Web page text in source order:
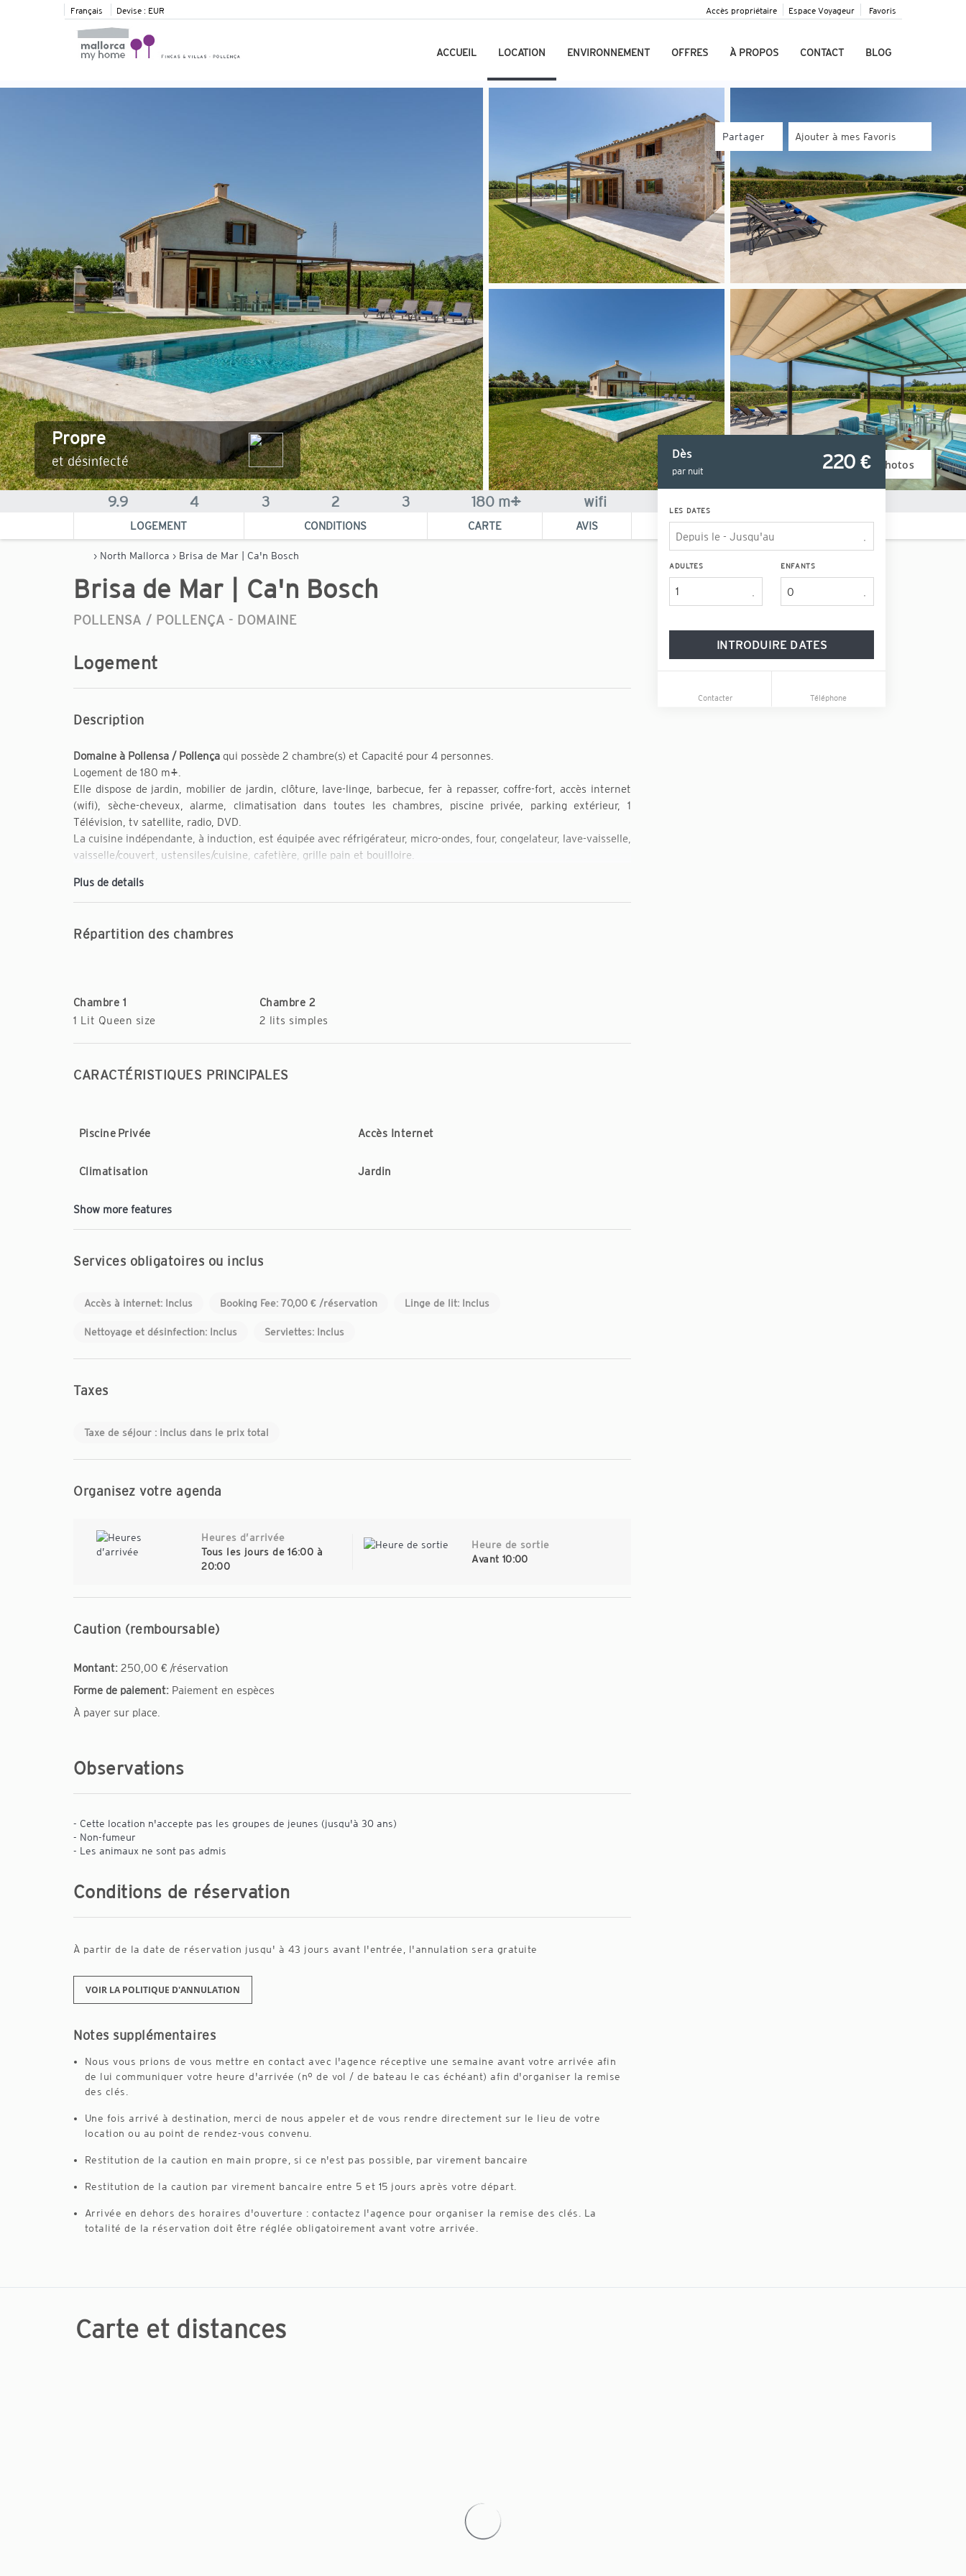
Français Devise : EUR Favoris
Espace Voyageur
Accès propriétaire
ACCUEIL LOCATION ENVIRONNEMENT OFFRES À PROPOS CONTACT BLOG
Voir photos
Propre
et désinfecté
Ajouter à mes Favoris
Partager
9.9 4 3 2 3 180 m² wifi
LOGEMENT CONDITIONS CARTE AVIS
› North Mallorca › Brisa de Mar | Ca'n Bosch
Brisa de Mar | Ca'n Bosch
POLLENSA / POLLENÇA - DOMAINE
Dès
par nuit 220 €
LES DATES
ADULTES
1
ENFANTS
INTRODUIRE DATES
Contacter Téléphone
Logement
Description
Domaine à Pollensa / Pollença qui possède 2 chambre(s) et Capacité pour 4 personnes.
Logement de 180 m².
Elle dispose de jardin, mobilier de jardin, clôture, lave-linge, barbecue, fer à repasser, coffre-fort, accès internet
(wifi), sèche-cheveux, alarme, climatisation dans toutes les chambres, piscine privée, parking extérieur, 1
Télévision, tv satellite, radio, DVD.
La cuisine indépendante, à induction, est équipée avec réfrigérateur, micro-ondes, four, congelateur, lave-vaisselle,
vaisselle/couvert, ustensiles/cuisine, cafetière, grille pain et bouilloire.
Plus de details
Répartition des chambres
Chambre 1
1 Lit Queen size
Chambre 2
2 lits simples
CARACTÉRISTIQUES PRINCIPALES
Piscine Privée Accès Internet
Climatisation Jardin
Show more features
Services obligatoires ou inclus
Accès à internet: Inclus Booking Fee: 70,00 € /réservation Linge de lit: Inclus
Nettoyage et désinfection: Inclus Serviettes: Inclus
Taxes
Taxe de séjour : inclus dans le prix total
Organisez votre agenda
Heures d’arrivée
Tous les jours de 16:00 à
20:00
Heure de sortie
Avant 10:00
Caution (remboursable)
Montant: 250,00 € /réservation
Forme de paiement: Paiement en espèces
À payer sur place.
Observations
- Cette location n'accepte pas les groupes de jeunes (jusqu'à 30 ans)
- Non-fumeur
- Les animaux ne sont pas admis
Conditions de réservation
À partir de la date de réservation jusqu' à 43 jours avant l'entrée, l'annulation sera gratuite
VOIR LA POLITIQUE D'ANNULATION
Notes supplémentaires
Nous vous prions de vous mettre en contact avec l'agence réceptive une semaine avant votre arrivée afin
de lui communiquer votre heure d'arrivée (nº de vol / de bateau le cas échéant) afin d'organiser la remise
des clés.
Une fois arrivé à destination, merci de nous appeler et de vous rendre directement sur le lieu de votre
location ou au point de rendez-vous convenu.
Restitution de la caution en main propre, si ce n'est pas possible, par virement bancaire
Restitution de la caution par virement bancaire entre 5 et 15 jours après votre départ.
Arrivée en dehors des horaires d'ouverture : contactez l'agence pour organiser la remise des clés. La
totalité de la réservation doit être réglée obligatoirement avant votre arrivée.
Carte et distances